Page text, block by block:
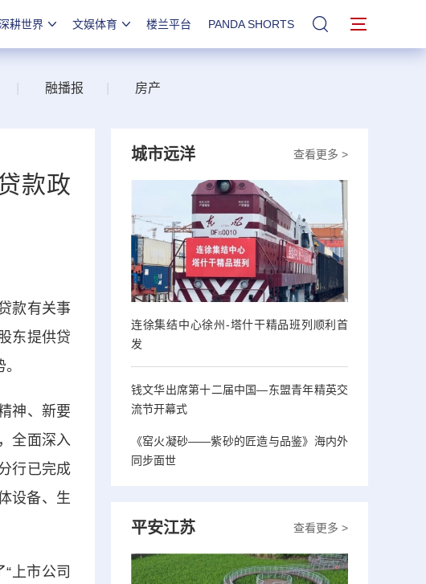
耕世界 文娱体育 楼兰平台 PANDA SHORTS 站内搜索
融播报 房产
款政
款有关事
东提供贷
神、新要
全面深入
行已完成
设备、生
上市公司
查看更多 >
城市远洋
连徐集结中心徐州-塔什干精品班列顺利首
发
钱文华出席第十二届中国—东盟青年精英交
流节开幕式
《窑火凝砂——紫砂的匠造与品鉴》海内外
同步面世
查看更多 >
平安江苏